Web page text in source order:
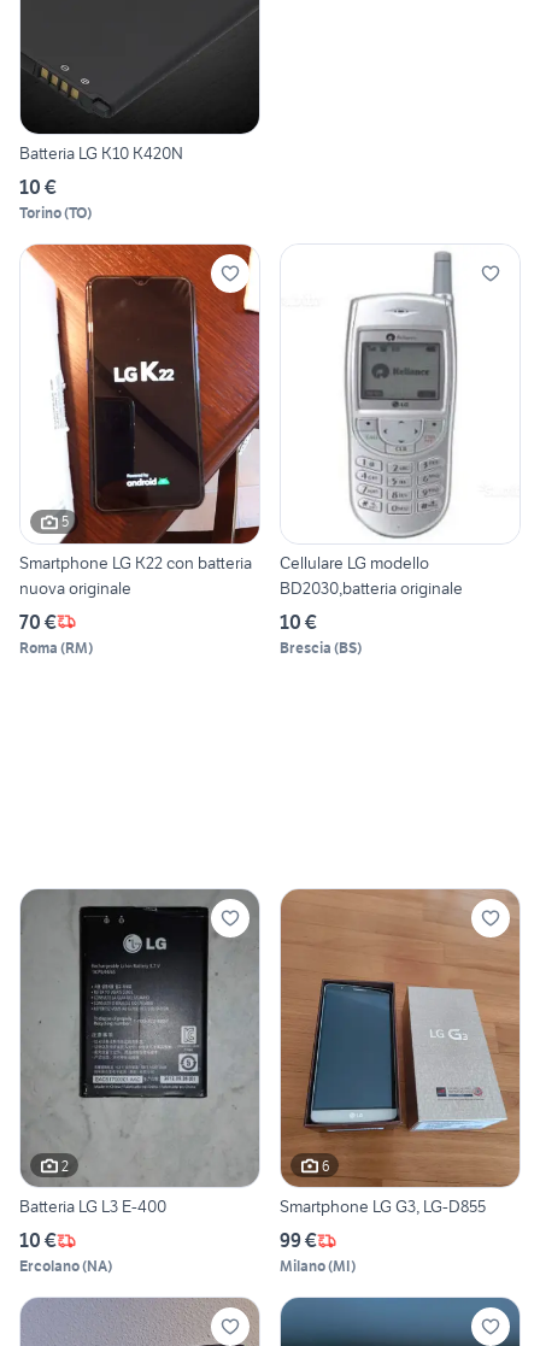
Batteria LG K10 K420N
10 €
Torino(TO)
5
Smartphone LG K22 con batteria
nuova originale
70 €
Roma (RM)
Cellulare LG modello
BD2030,batteria originale
10 €
Brescia (BS)
2
Batteria LG L3 E-400
10 €
Ercolano(NA)
6
Smartphone LG G3, LG-D855
99 €
Milano(MI)